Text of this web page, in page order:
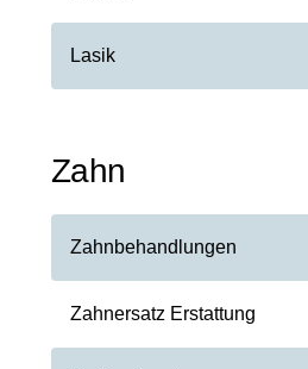
Lasik
Zahn
Zahnbehandlungen
Zahnersatz Erstattung